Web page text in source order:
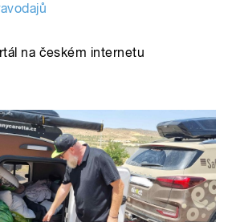
na českém internetu